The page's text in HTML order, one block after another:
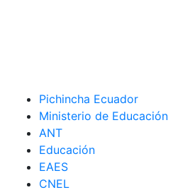
Pichincha Ecuador
Ministerio de Educación
ANT
Educación
EAES
CNEL